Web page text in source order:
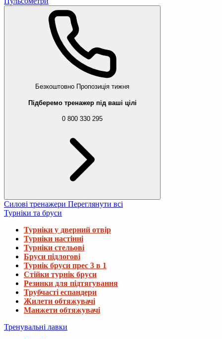
Безкоштовно Пропозиція тижня
Підберемо тренажер під ваші цілі
0 800 330 295
Силові тренажери Переглянути всі
Турніки та бруси
Турніки у дверний отвір
Турніки настінні
Турніки стельові
Бруси підлогові
Турнік бруси прес 3 в 1
Стійки турнік бруси
Резинки для підтягування
Трубчасті еспандери
Жилети обтяжувачі
Манжети обтяжувачі
Тренувальні лавки